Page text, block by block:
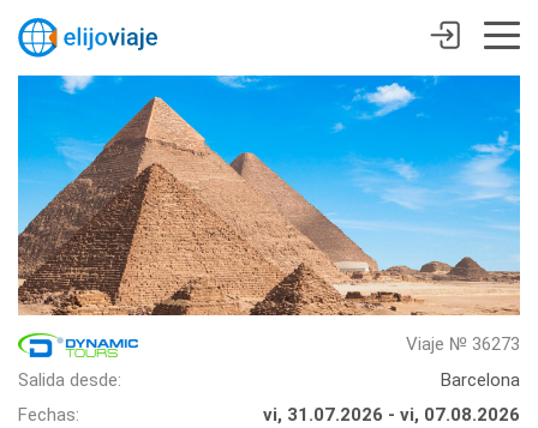
Viaje № 36273
Salida desde:
Barcelona
Fechas:
vi, 31.07.2026 - vi, 07.08.2026